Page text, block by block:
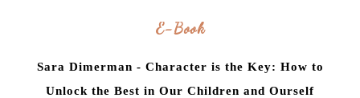
E-Book
Sara Dimerman - Character is the Key: How to
Unlock the Best in Our Children and Ourself